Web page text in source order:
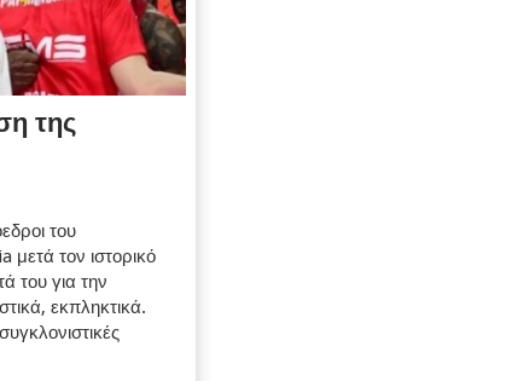
της
του
τον ιστορικό
του για την
εκπληκτικά.